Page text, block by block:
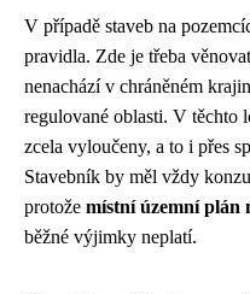
V případě staveb na
pravidla. Zde je třeba
nenachází v chráněném
regulované oblasti. V těchto
zcela vyloučeny, a to i přes
Stavebník by měl vždy
protože místní územní plán
běžné výjimky neplatí.